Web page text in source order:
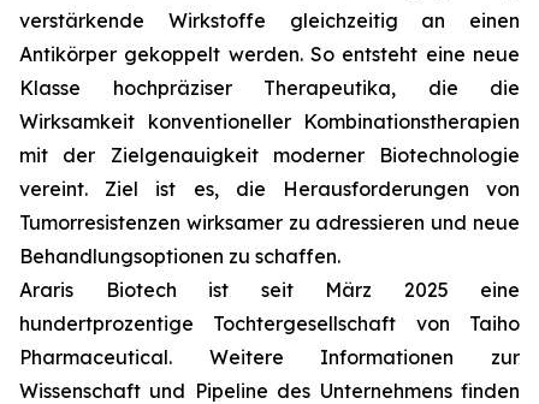
verstärkende Wirkstoffe gleichzeitig an einen
Antikörper gekoppelt werden. So entsteht eine neue
Klasse hochpräziser Therapeutika, die die
Wirksamkeit konventioneller Kombinationstherapien
mit der Zielgenauigkeit moderner Biotechnologie
vereint. Ziel ist es, die Herausforderungen von
Tumorresistenzen wirksamer zu adressieren und neue
Behandlungsoptionen zu schaffen.
Araris Biotech ist seit März 2025 eine
hundertprozentige Tochtergesellschaft von Taiho
Pharmaceutical. Weitere Informationen zur
Wissenschaft und Pipeline des Unternehmens finden